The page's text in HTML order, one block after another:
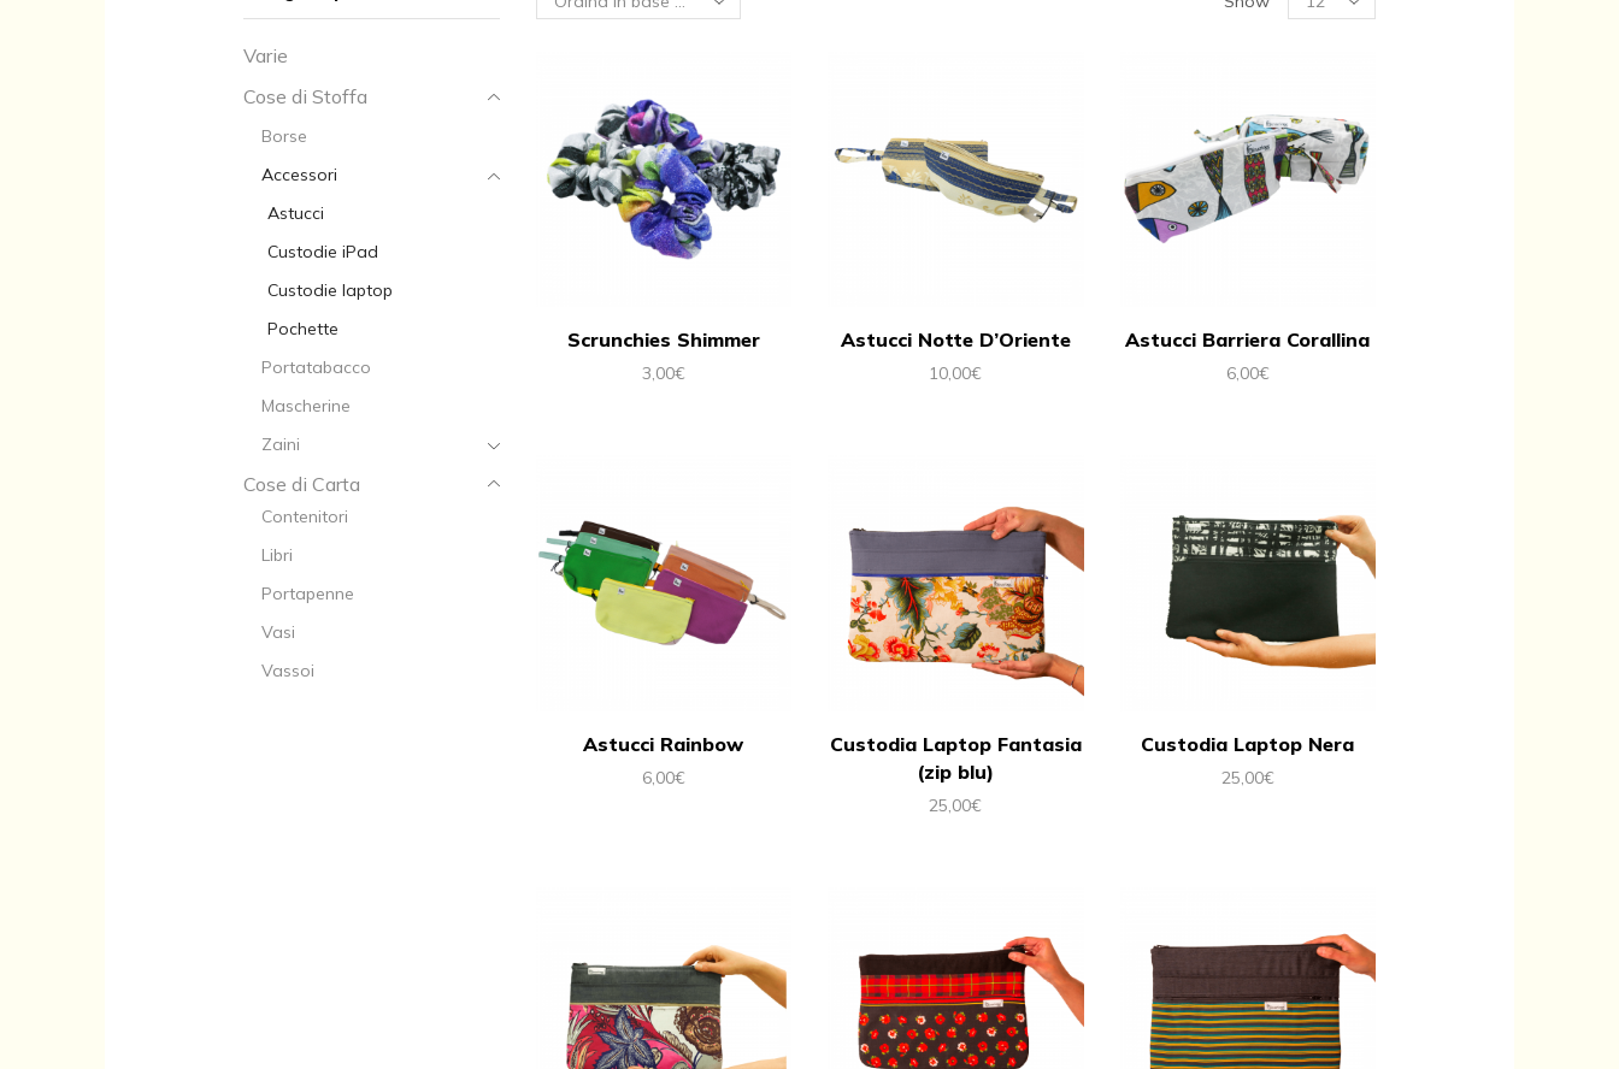
per
Scrunchies Shimmer
3,00€
Astucci Notte D’Oriente
10,00€
Astucci Barriera Corallina
6,00€
Astucci Rainbow
6,00€
Custodia Laptop Fantasia
(zip blu)
25,00€
Custodia Laptop Nera
25,00€
Varie
Cose di Stoffa
Borse
Accessori
Astucci
Custodie iPad
Custodie laptop
Pochette
Portatabacco
Mascherine
Zaini
Cose di Carta
Contenitori
Libri
Portapenne
Vasi
Vassoi